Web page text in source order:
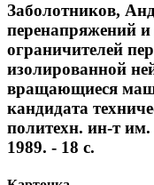
Заболотников,
перенапряжений
ограничителей
изолированной
вращающиеся
кандидата
политехн. ин-т
1989. - 18 с.